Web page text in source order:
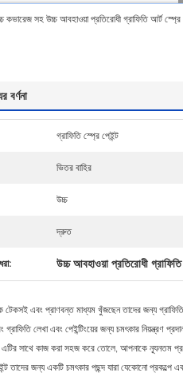
কভারেজ সহ উচ্চ আবহাওয়া প্রতিরোধী গ্রাফিতি আর্ট
বর্ণনা
গ্রাফিতি স্প্রে পেইন্ট
ভিতর বাহির
উচ্চ
দ্রুত
উচ্চ আবহাওয়া প্রতিরোধী
টেকসই এবং প্রাণবন্ত মাধ্যম খুঁজছেন তাদের জন্য
গ্রাফিতি লেখা এবং পেইন্টিংয়ের জন্য চমৎকার নিয়ন্ত্রণ
সাথে কাজ করা সহজ করে তোলে, আপনাকে ন্যূনতম
তাদের জন্য একটি চমৎকার পছন্দ যারা যেকোনো